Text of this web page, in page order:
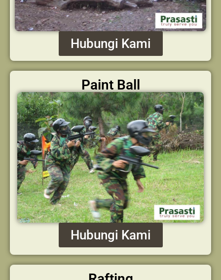
Hubungi Kami
Paint Ball